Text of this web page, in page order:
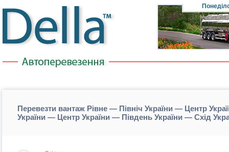
Перевезти вантаж Рівне — Північ України — Центр
України — Центр України — Південь України — Схід